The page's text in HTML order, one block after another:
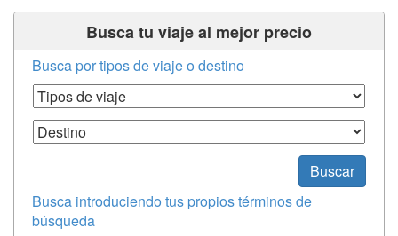
Busca tu viaje al mejor precio
Busca por tipos de viaje o destino
Tipos de Viaje
Destino
Buscar
Busca introduciendo tus propios términos de
búsqueda